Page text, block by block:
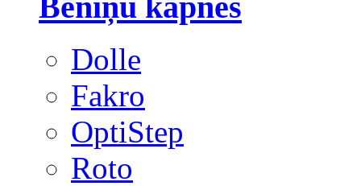
Dolle
Fakro
OptiStep
Roto